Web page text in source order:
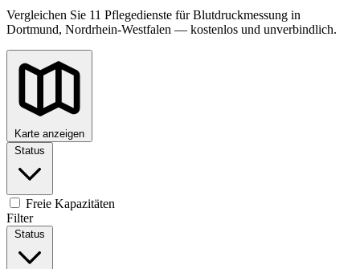
Vergleichen Sie 11 Pflegedienste für Blutdruckmessung in
Dortmund, Nordrhein-Westfalen — kostenlos und unverbindlich.
Karte anzeigen
Status
Freie Kapazitäten
Filter
Status